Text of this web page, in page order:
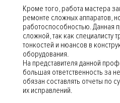
Кроме того, работа мастера
ремонте сложных аппаратов,
работоспособностью. Данная
сложной, так как специалисту
тонкостей и нюансов в
оборудования.
На представителя данной
большая ответственность за
обязан составлять отчеты по
их исправлений.